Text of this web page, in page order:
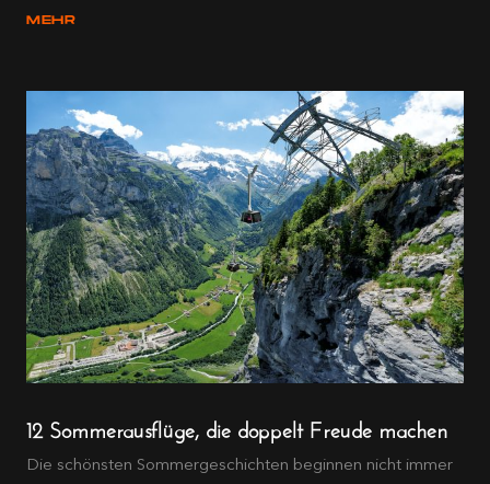
MEHR
12 Sommerausflüge, die doppelt Freude machen
Die schönsten Sommergeschichten beginnen nicht immer